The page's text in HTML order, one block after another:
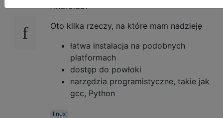
Androida?
Oto kilka rzeczy, na które mam nadzieję
łatwa instalacja na podobnych
platformach
dostęp do powłoki
narzędzia programistyczne, takie jak
gcc, Python
linux